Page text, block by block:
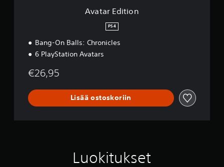
Avatar Edition
PS4
Bang-On Balls: Chronicles
6 PlayStation Avatars
€26,95
Lisää ostoskoriin
Luokitukset